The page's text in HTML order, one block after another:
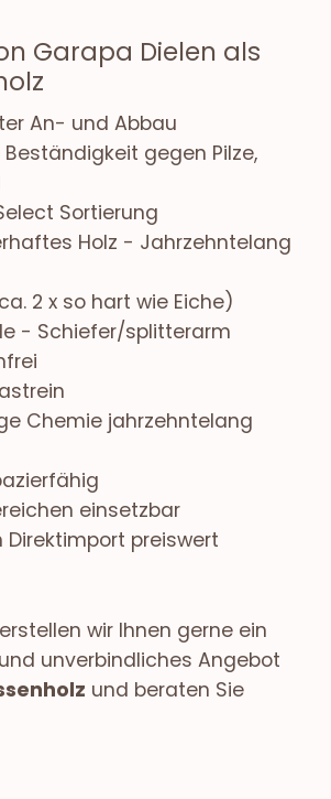
Garapa Dielen als
An- und Abbau
gegen Pilze,
Sortierung
Holz - Jahrzehntelang
2 x so hart wie Eiche)
- Schiefer/splitterarm
Chemie jahrzehntelang
einsetzbar
Direktimport preiswert
wir Ihnen gerne ein
unverbindliches Angebot
und beraten Sie